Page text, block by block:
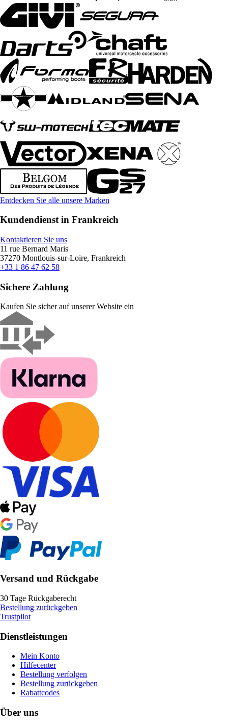
Entdecken Sie alle unsere Marken
Kundendienst in Frankreich
Kontaktieren Sie uns
11 rue Bernard Maris
37270 Montlouis-sur-Loire, Frankreich
+33 1 86 47 62 58
Sichere Zahlung
Kaufen Sie sicher auf unserer Website ein
Versand und Rückgabe
30 Tage Rückgaberecht
Bestellung zurückgeben
Trustpilot
Dienstleistungen
Mein Konto
Hilfecenter
Bestellung verfolgen
Bestellung zurückgeben
Rabattcodes
Über uns